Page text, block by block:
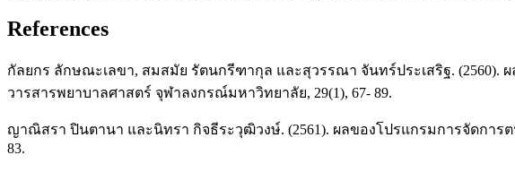
References
กัลยกร ลักษณะเลขา, สมสมัย รัตนกรีฑากุล และสุวรรณา จันทร์ประเสริฐ.
วารสารพยาบาลศาสตร์ จุฬาลงกรณ์มหาวิทยาลัย, 29(1), 67- 89.
ญาณิสรา ปินตานา และนิทรา กิจธีระวุฒิวงษ์. (2561). ผลของโปรแกรมการจัดการ
83.